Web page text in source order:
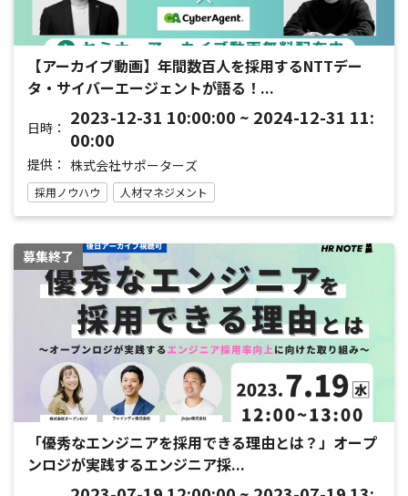
【アーカイブ動画】年間数百人を採用するNTTデー
タ・サイバーエージェントが語る！...
日時： 2023-12-31 10:00:00 ~ 2024-12-31 11:
00:00
提供： 株式会社サポーターズ
採用ノウハウ 人材マネジメント
募集終了
「優秀なエンジニアを採用できる理由とは？」オープ
ンロジが実践するエンジニア採...